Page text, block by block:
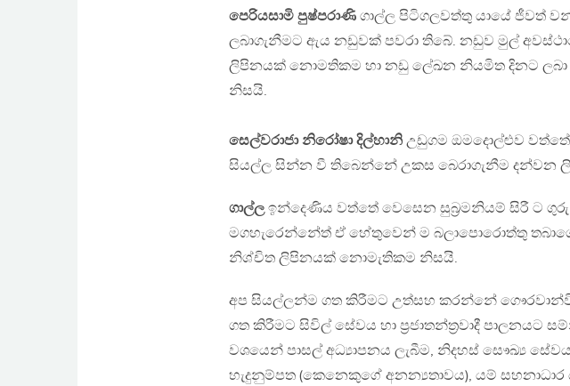
පෙරියසාමි පුෂ්පරාණි ගාල්ල පිටිගලවත්තු යායේ ජීවත්
ලබාගැනීමට ඇය නඩුවක් පවරා තිබේ. නඩුව මුල්
ලිපිනයක් නොමතිකම හා නඩු ලේඛන නියමිත දිනට
නිසයි.
සෙල්වරාජා නිරෝෂා දිල්හානි උඩුගම ඔමදොල්ළුව
සියල්ල සින්න වී තිබෙන්නේ උකස බෙරාගැනීම දන්වන
ගාල්ලඉන්දෙණිය වත්තේ වෙසෙන සුබ්‍රමනියම් සිරී ට
මගහැරෙන්නේත් ඒ හේතුවෙන් ම බලාපොරොත්තු
නිශ්චිත ලිපිනයක් නොමැතිකම නිසයි.
අප සියල්ලන්ම ගත කිරීමට උත්සහ කරන්නේ
ගත කිරීමට සිවිල් සේවය හා ප්‍රජාතන්ත්‍රවාදී පාලනයට
වශයෙන් පාසල් අධ්‍යාපනය ලැබීම, නිදහස් සෞඛ්‍ය
හැදුනුම්පත (කෙනෙකුගේ අනන්‍යතාවය), යම්